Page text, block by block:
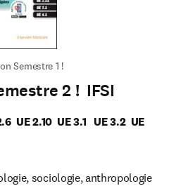
Semestre 1 !
2 ! IFSI
UE 2.10  UE 3.1   UE 3.2  UE
sociologie, anthropologie